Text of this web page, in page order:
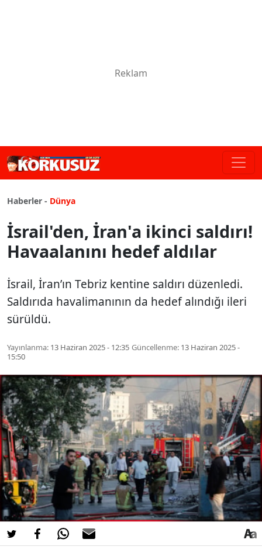
Haberler - Dünya
İsrail'den, İran'a ikinci saldırı!
Havaalanını hedef aldılar
İsrail, İran’ın Tebriz kentine saldırı düzenledi.
Saldırıda havalimanının da hedef alındığı ileri
sürüldü.
Yayınlanma: 13 Haziran 2025 - 12:35 Güncellenme: 13 Haziran 2025 -
15:50